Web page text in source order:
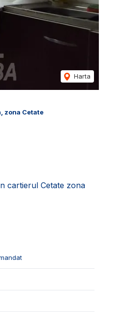
Harta
zona Cetate
cartierul Cetate zona